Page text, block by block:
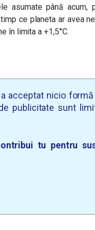
asumate până acum,
ce planeta ar avea
în limita a +1,5°C.
acceptat nicio
publicitate sunt
tu pentru